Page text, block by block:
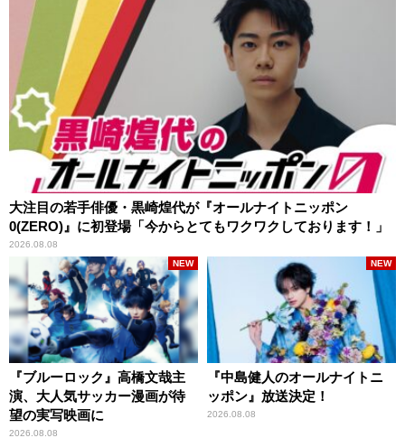
大注目の若手俳優・黒崎煌代が『オールナイトニッポン
0(ZERO)』に初登場「今からとてもワクワクしております！」
2026.08.08
『ブルーロック』高橋文哉主
演、大人気サッカー漫画が待
望の実写映画に
2026.08.08
NEW
『中島健人のオールナイトニ
ッポン』放送決定！
2026.08.08
NEW